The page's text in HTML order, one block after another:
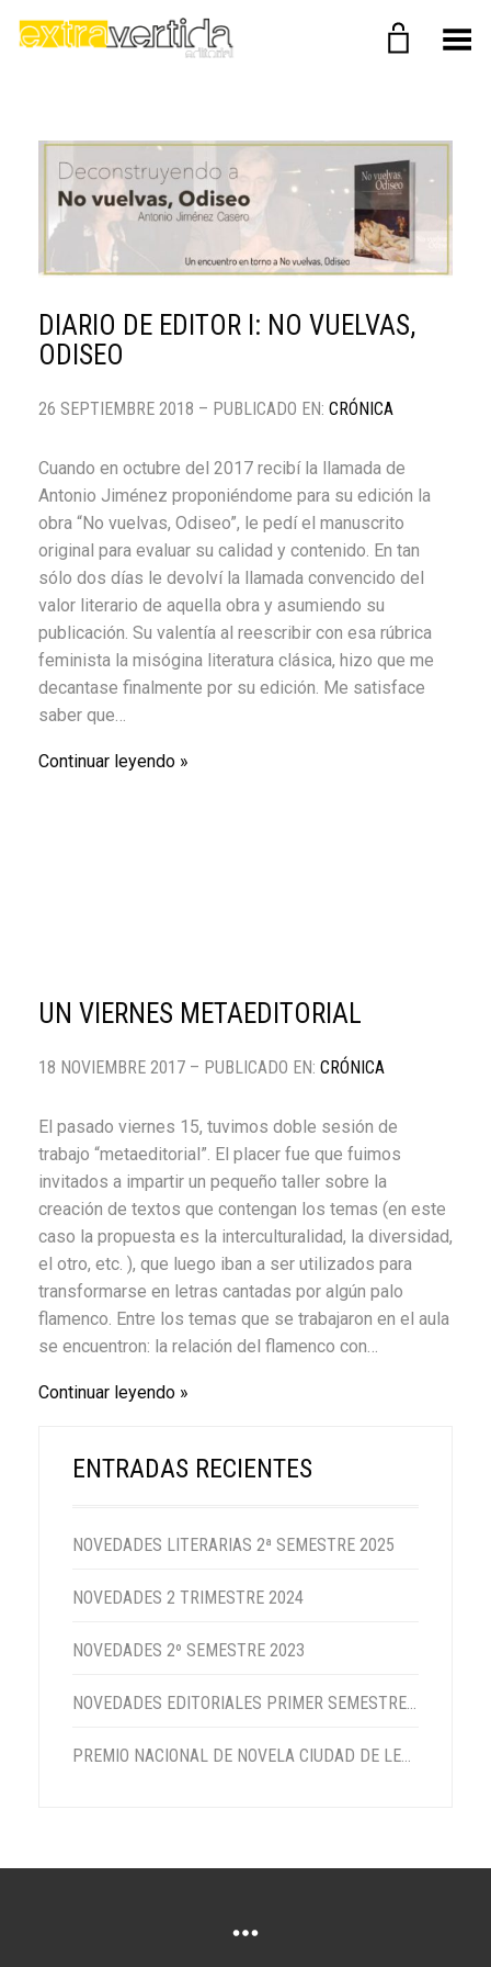
Menú
DIARIO DE EDITOR I: NO VUELVAS,
ODISEO
26 SEPTIEMBRE 2018 – PUBLICADO EN: CRÓNICA
Cuando en octubre del 2017 recibí la llamada de
Antonio Jiménez proponiéndome para su edición la
obra “No vuelvas, Odiseo”, le pedí el manuscrito
original para evaluar su calidad y contenido. En tan
sólo dos días le devolví la llamada convencido del
valor literario de aquella obra y asumiendo su
publicación. Su valentía al reescribir con esa rúbrica
feminista la misógina literatura clásica, hizo que me
decantase finalmente por su edición. Me satisface
saber que…
Continuar leyendo
UN VIERNES METAEDITORIAL
18 NOVIEMBRE 2017 – PUBLICADO EN: CRÓNICA
El pasado viernes 15, tuvimos doble sesión de
trabajo “metaeditorial”. El placer fue que fuimos
invitados a impartir un pequeño taller sobre la
creación de textos que contengan los temas (en este
caso la propuesta es la interculturalidad, la diversidad,
el otro, etc. ), que luego iban a ser utilizados para
transformarse en letras cantadas por algún palo
flamenco. Entre los temas que se trabajaron en el aula
se encuentron: la relación del flamenco con…
Continuar leyendo
ENTRADAS RECIENTES
NOVEDADES LITERARIAS 2ª SEMESTRE 2025
NOVEDADES 2 TRIMESTRE 2024
NOVEDADES 2º SEMESTRE 2023